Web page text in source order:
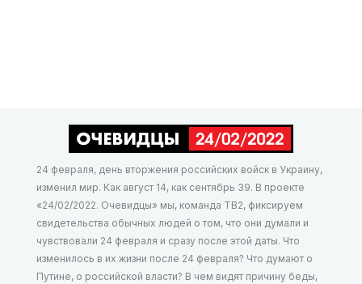
24 февраля, день вторжения российских войск в Украину,
изменил мир. Как август 14, как сентябрь 39. В проекте
«24/02/2022. Очевидцы» мы, команда ТВ2, фиксируем
свидетельства обычных людей о том, что они думали и
чувствовали 24 февраля и сразу после этой даты. Что
изменилось в их жизни после 24 февраля? Что думают о
Путине, о российской власти? В чем видят причину беды,